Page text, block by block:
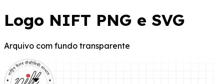
Logo NIFT PNG e SVG
Arquivo com fundo transparente